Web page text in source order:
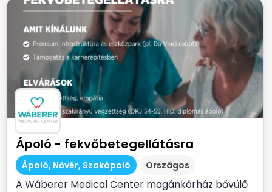
Ápoló - fekvőbetegellátásra
Ápoló, Nővér, Szakápoló Országos
A Wáberer Medical Center magánkórház bővülő